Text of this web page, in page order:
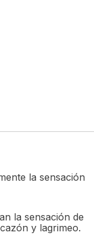
la sensación
la sensación de
y lagrimeo.